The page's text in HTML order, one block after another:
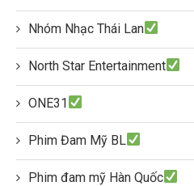
Nhóm Nhạc Thái Lan
North Star Entertainment
ONE31
Phim Đam Mỹ BL
Phim đam mỹ Hàn Quốc